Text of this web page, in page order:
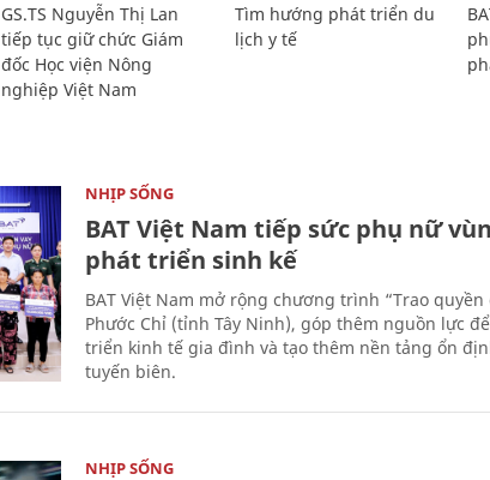
GS.TS Nguyễn Thị Lan
tiếp tục giữ chức Giám
đốc Học viện Nông
nghiệp Việt Nam
Tìm hướng phát triển du
lịch y tế
NHỊP SỐNG
BAT Việt Nam tiếp sức phụ nữ
phát triển sinh kế
BAT Việt Nam mở rộng chương trình “Trao quyền
Phước Chỉ (tỉnh Tây Ninh), góp thêm nguồn lực
triển kinh tế gia đình và tạo thêm nền tảng ổn
tuyến biên.
NHỊP SỐNG